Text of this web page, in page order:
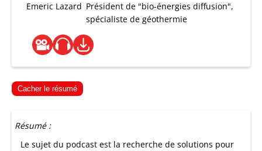
Emeric Lazard Président de "bio-énergies diffusion",
spécialiste de géothermie
Cacher le résumé
Résumé :
Le sujet du podcast est la recherche de solutions pour